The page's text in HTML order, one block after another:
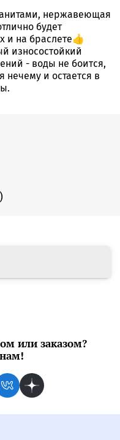
нержавеющая
будет
и на браслете👍
износостойкий
- воды не боится,
нечему и остается в
или заказом?